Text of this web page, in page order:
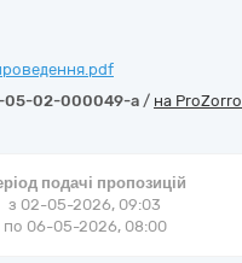
05-02-000049-a / на ProZorro
подачі пропозицій
з 02-05-2026, 09:03
по 06-05-2026, 08:00